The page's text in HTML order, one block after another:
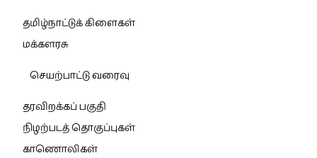
தமிழ்நாட்டுக் கிளைகள்
மக்களரசு
செயற்பாட்டு வரைவு
தரவிறக்கப் பகுதி
நிழற்படத் தொகுப்புகள்
காணொலிகள்